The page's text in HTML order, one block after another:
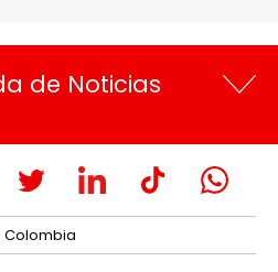
de Noticias
Colombia